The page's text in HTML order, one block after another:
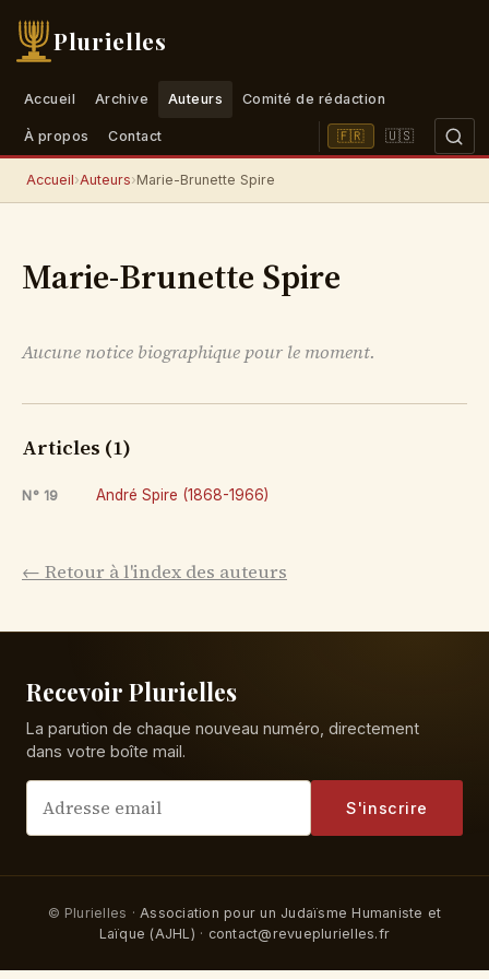
Plurielles
Accueil Archive Auteurs Comité de rédaction
À propos Contact 🇫🇷 🇺🇸
Accueil›Auteurs›Marie-Brunette Spire
Marie-Brunette Spire
Aucune notice biographique pour le moment.
Articles (1)
N° 19 André Spire (1868-1966)
← Retour à l'index des auteurs
Recevoir Plurielles
La parution de chaque nouveau numéro, directement
dans votre boîte mail.
S'inscrire
© Plurielles · Association pour un Judaïsme Humaniste et
Laïque (AJHL) · contact@revueplurielles.fr